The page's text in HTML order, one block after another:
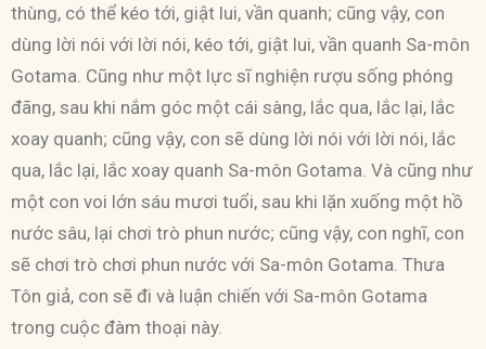
thùng, có thể kéo tới, giật lui, vần quanh; cũng vậy, con
dùng lời nói với lời nói, kéo tới, giật lui, vần quanh Sa-môn
Gotama. Cũng như một lực sĩ nghiện rượu sống phóng
đãng, sau khi nắm góc một cái sàng, lắc qua, lắc lại, lắc
xoay quanh; cũng vậy, con sẽ dùng lời nói với lời nói, lắc
qua, lắc lại, lắc xoay quanh Sa-môn Gotama. Và cũng như
một con voi lớn sáu mươi tuổi, sau khi lặn xuống một hồ
nước sâu, lại chơi trò phun nước; cũng vậy, con nghĩ, con
sẽ chơi trò chơi phun nước với Sa-môn Gotama. Thưa
Tôn giả, con sẽ đi và luận chiến với Sa-môn Gotama
trong cuộc đàm thoại này.